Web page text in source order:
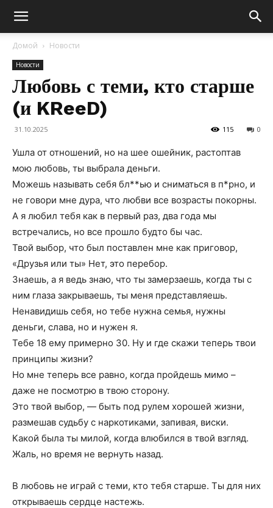
Домой Новости
Новости
Любовь с теми, кто старше
(и KReeD)
31.10.2025 0
115
Ушла от отношений, но на шее ошейник, растоптав
мою любовь, ты выбрала деньги.
Можешь называть себя бл**ью и сниматься в п*рно, и
не говори мне дура, что любви все возрасты покорны.
А я любил тебя как в первый раз, два года мы
встречались, но все прошло будто бы час.
Твой выбор, что был поставлен мне как приговор,
«Друзья или ты» Нет, это перебор.
Знаешь, а я ведь знаю, что ты замерзаешь, когда ты с
ним глаза закрываешь, ты меня представляешь.
Ненавидишь себя, но тебе нужна семья, нужны
деньги, слава, но и нужен я.
Тебе 18 ему примерно 30. Ну и где скажи теперь твои
принципы жизни?
Но мне теперь все равно, когда пройдешь мимо –
даже не посмотрю в твою сторону.
Это твой выбор, — быть под рулем хорошей жизни,
размешав судьбу с наркотиками, запивая, виски.
Какой была ты милой, когда влюбился в твой взгляд.
Жаль, но время не вернуть назад.
В любовь не играй с теми, кто тебя старше. Ты для них
открываешь сердце настежь.